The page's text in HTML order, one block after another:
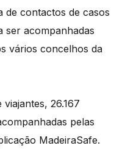
de contactos de casos
ser acompanhadas
vários concelhos da
26.167
pelas
MadeiraSafe.